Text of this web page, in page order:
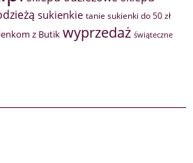
sukienkie tanie sukienki do 50 zł
z Butik wyprzedaż świąteczne